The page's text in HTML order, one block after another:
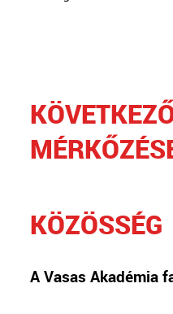
KÖZÖSSÉG
A Vasas Akadémia